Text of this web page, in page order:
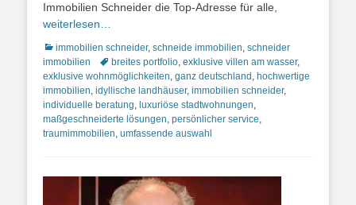
Immobilien Schneider die Top-Adresse für alle,
weiterlesen…
Kategorien
immobilien schneider, schneide immobilien, schneider
immobilien
Schlagworte
breites portfolio, exklusive villen am wasser,
exklusive wohnmöglichkeiten, ganz deutschland , hochwertige
immobilien, idyllische landhäuser, immobilien schneider,
individuelle beratung, luxuriöse stadtwohnungen,
maßgeschneiderte lösungen, persönlicher service,
traumimmobilien, umfassende auswahl